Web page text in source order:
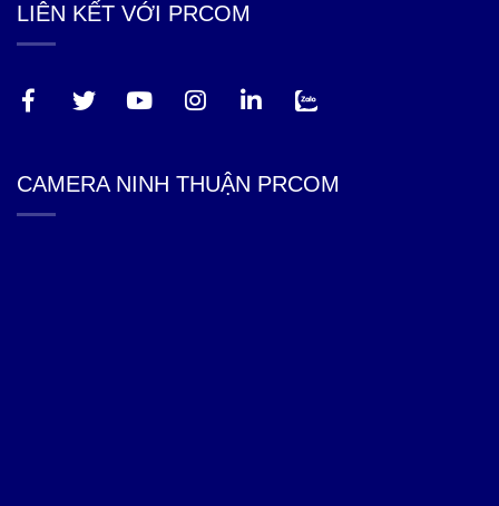
LIÊN KẾT VỚI PRCOM
CAMERA NINH THUẬN PRCOM